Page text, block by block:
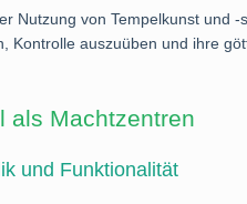
Nutzung von Tempelkunst
auszuüben und ihre
als Machtzentren
und Funktionalität